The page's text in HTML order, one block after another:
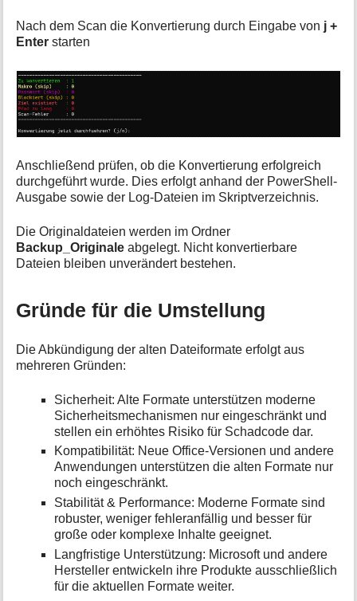
Nach dem Scan die Konvertierung durch Eingabe von j +
Enter starten
Anschließend prüfen, ob die Konvertierung erfolgreich
durchgeführt wurde. Dies erfolgt anhand der PowerShell-
Ausgabe sowie der Log-Dateien im Skriptverzeichnis.
Die Originaldateien werden im Ordner
Backup_Originale abgelegt. Nicht konvertierbare
Dateien bleiben unverändert bestehen.
Gründe für die Umstellung
Die Abkündigung der alten Dateiformate erfolgt aus
mehreren Gründen:
Sicherheit: Alte Formate unterstützen moderne
Sicherheitsmechanismen nur eingeschränkt und
stellen ein erhöhtes Risiko für Schadcode dar.
Kompatibilität: Neue Office-Versionen und andere
Anwendungen unterstützen die alten Formate nur
noch eingeschränkt.
Stabilität & Performance: Moderne Formate sind
robuster, weniger fehleranfällig und besser für
große oder komplexe Inhalte geeignet.
Langfristige Unterstützung: Microsoft und andere
Hersteller entwickeln ihre Produkte ausschließlich
für die aktuellen Formate weiter.